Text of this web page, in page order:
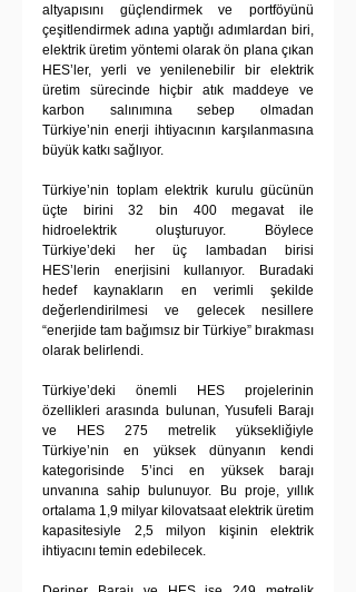
altyapısını güçlendirmek ve portföyünü
çeşitlendirmek adına yaptığı adımlardan biri,
elektrik üretim yöntemi olarak ön plana çıkan
HES’ler, yerli ve yenilenebilir bir elektrik
üretim sürecinde hiçbir atık maddeye ve
karbon salınımına sebep olmadan
Türkiye’nin enerji ihtiyacının karşılanmasına
büyük katkı sağlıyor.
Türkiye’nin toplam elektrik kurulu gücünün
üçte birini 32 bin 400 megavat ile
hidroelektrik oluşturuyor. Böylece
Türkiye’deki her üç lambadan birisi
HES’lerin enerjisini kullanıyor. Buradaki
hedef kaynakların en verimli şekilde
değerlendirilmesi ve gelecek nesillere
“enerjide tam bağımsız bir Türkiye” bırakması
olarak belirlendi.
Türkiye’deki önemli HES projelerinin
özellikleri arasında bulunan, Yusufeli Barajı
ve HES 275 metrelik yüksekliğiyle
Türkiye’nin en yüksek dünyanın kendi
kategorisinde 5’inci en yüksek barajı
unvanına sahip bulunuyor. Bu proje, yıllık
ortalama 1,9 milyar kilovatsaat elektrik üretim
kapasitesiyle 2,5 milyon kişinin elektrik
ihtiyacını temin edebilecek.